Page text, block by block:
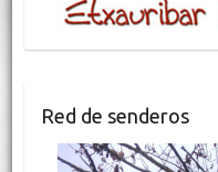
Red de senderos